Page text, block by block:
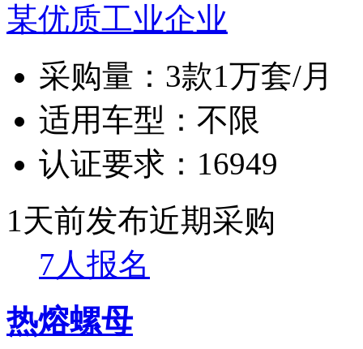
某优质工业企业
采购量： 3款1万套/月
适用车型： 不限
认证要求： 16949
1天前发布近期采购
7人报名
热熔螺母